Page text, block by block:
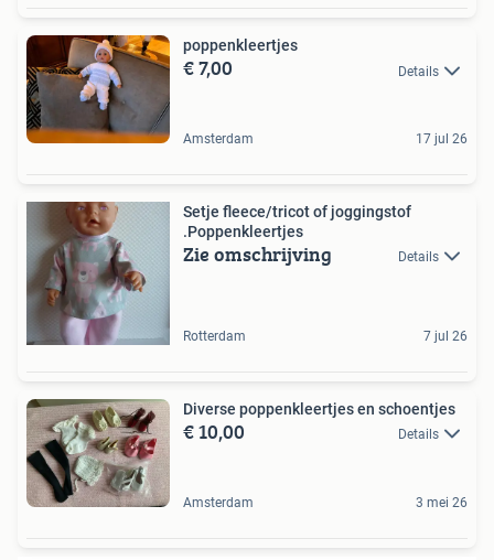
poppenkleertjes
€ 7,00 Details
Amsterdam 17 jul 26
Setje fleece/tricot of joggingstof
.Poppenkleertjes
Zie omschrijving Details
Rotterdam 7 jul 26
Diverse poppenkleertjes en schoentjes
€ 10,00 Details
Amsterdam 3 mei 26